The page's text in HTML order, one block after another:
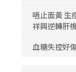
唔止面黃 生
祥興逆轉肝
血糖失控好